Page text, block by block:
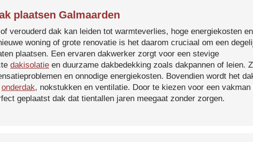
plaatsen Galmaarden
verouderd dak kan leiden tot warmteverlies, hoge energiekosten
woning of grote renovatie is het daarom cruciaal om een
plaatsen. Een ervaren dakwerker zorgt voor een stevige
dakisolatie en duurzame dakbedekking zoals dakpannen of leien.
en onnodige energiekosten. Bovendien wordt het
onderdak, nokstukken en ventilatie. Door te kiezen voor een vakman
geplaatst dak dat tientallen jaren meegaat zonder zorgen.